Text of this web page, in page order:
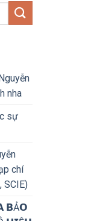
nha
sự
chí
SCIE)
𝗕Ả𝗢